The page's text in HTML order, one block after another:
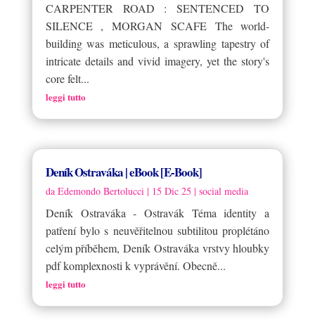
CARPENTER ROAD : SENTENCED TO
SILENCE , MORGAN SCAFE The world-
building was meticulous, a sprawling tapestry of
intricate details and vivid imagery, yet the story's
core felt...
leggi tutto
Deník Ostraváka | eBook [E-Book]
da Edemondo Bertolucci| 15 Dic 25 | social media
Deník Ostraváka - Ostravák Téma identity a
patření bylo s neuvěřitelnou subtilitou proplétáno
celým příběhem, Deník Ostraváka vrstvy hloubky
pdf komplexnosti k vyprávění. Obecně...
leggi tutto